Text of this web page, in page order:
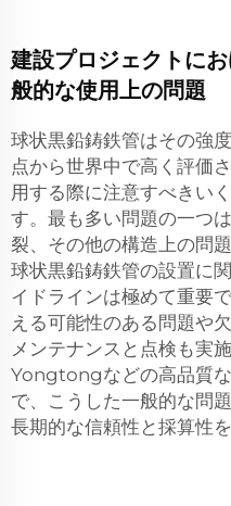
建設プロジェクトに
般的な使用上の問題
球状黒鉛鋳鉄管はその強
点から世界中で高く評価
用する際に注意すべきい
す。最も多い問題の一つ
裂、その他の構造上の問
球状黒鉛鋳鉄管の設置に
イドラインは極めて重要
える可能性のある問題や
メンテナンスと点検も実
Yongtongなどの高品質
で、こうした一般的な問
長期的な信頼性と採算性